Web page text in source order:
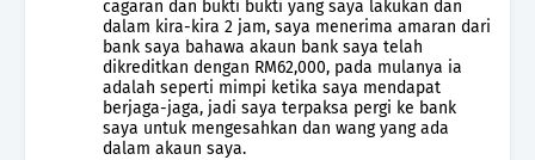
cagaran dan bukti bukti yang saya lakukan dan
dalam kira-kira 2 jam, saya menerima amaran dari
bank saya bahawa akaun bank saya telah
dikreditkan dengan RM62,000, pada mulanya ia
adalah seperti mimpi ketika saya mendapat
berjaga-jaga, jadi saya terpaksa pergi ke bank
saya untuk mengesahkan dan wang yang ada
dalam akaun saya.